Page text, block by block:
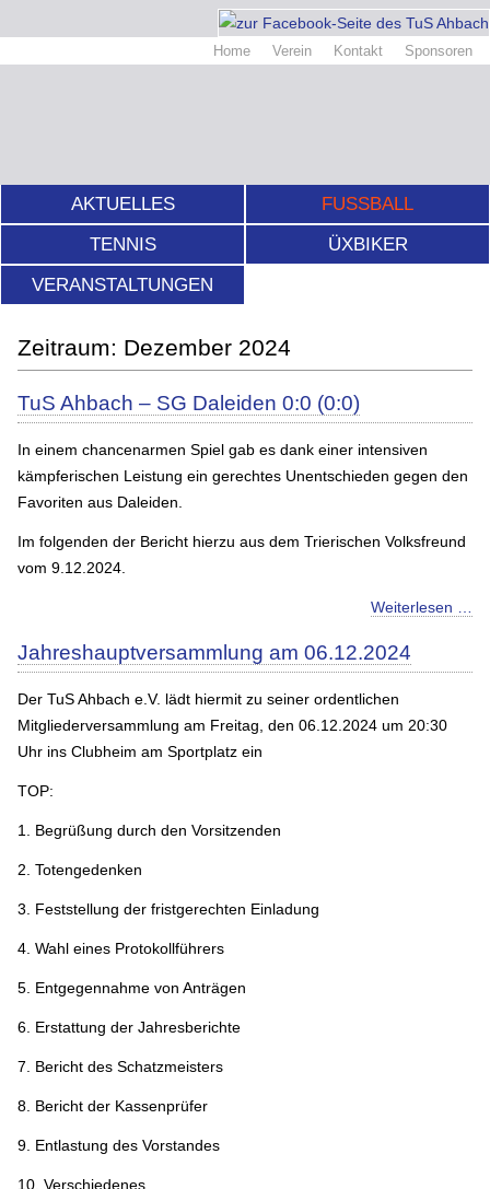
Home Verein Kontakt Sponsoren
AKTUELLES
FUSSBALL
TENNIS
ÜXBIKER
VERANSTALTUNGEN
Dezember 2024
TuS Ahbach – SG Daleiden 0:0 (0:0)
In einem chancenarmen Spiel gab es dank einer intensiven
kämpferischen Leistung ein gerechtes Unentschieden gegen den
Favoriten aus Daleiden.
Im folgenden der Bericht hierzu aus dem Trierischen Volksfreund
vom 9.12.2024.
Weiterlesen …
Jahreshauptversammlung am 06.12.2024
Der TuS Ahbach e.V. lädt hiermit zu seiner ordentlichen
Mitgliederversammlung am Freitag, den 06.12.2024 um 20:30
Uhr ins Clubheim am Sportplatz ein
TOP:
1. Begrüßung durch den Vorsitzenden
2. Totengedenken
3. Feststellung der fristgerechten Einladung
4. Wahl eines Protokollführers
5. Entgegennahme von Anträgen
6. Erstattung der Jahresberichte
7. Bericht des Schatzmeisters
8. Bericht der Kassenprüfer
9. Entlastung des Vorstandes
10. Verschiedenes